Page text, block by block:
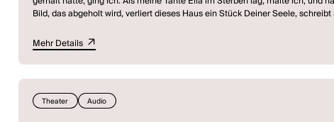
Bild, das abgeholt wird, verliert dieses Haus ein Stück Deiner Seele,
über uns zwei und wieder diese billige Seelenlosigkeit. Ich schrieb es in 5
Breitenbach, die Grundsituation wird nichts mehr, schon ebenso wie
(Herbert Achternbusch)
Mehr Details
Theater Audio